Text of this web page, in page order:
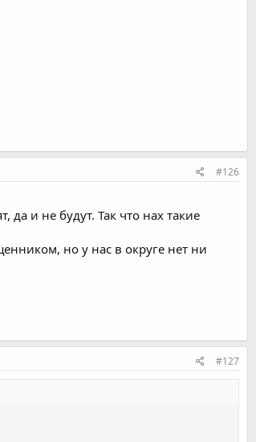
#126
да и не будут. Так что нах такие
но у нас в округе нет ни
#127